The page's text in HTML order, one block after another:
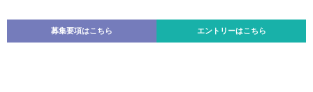
募集要項はこちら エントリーはこちら